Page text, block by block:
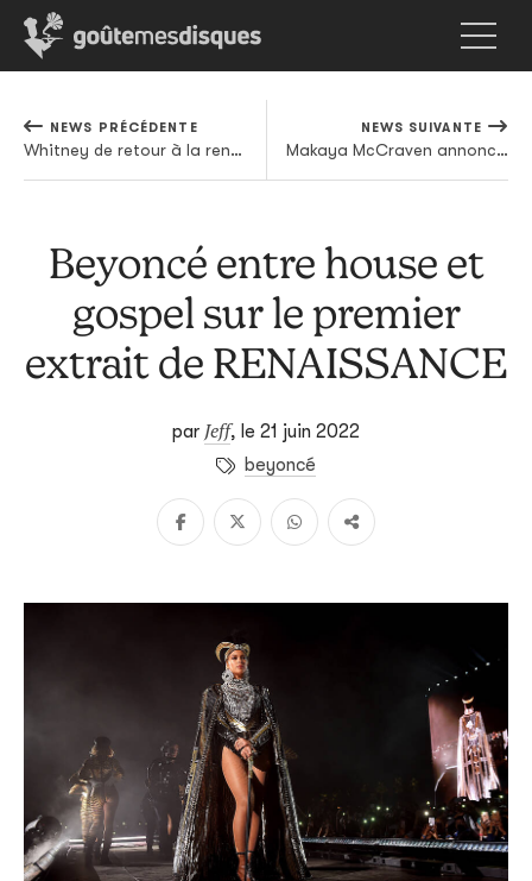
NEWS PRÉCÉDENTE
Whitney de retour à la rentrée
NEWS SUIVANTE
Makaya McCraven annonce un nouvel album sur XL Recordings
Beyoncé entre house et
gospel sur le premier
extrait de RENAISSANCE
par Jeff, le 21 juin 2022
beyoncé